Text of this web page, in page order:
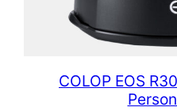
COLOP EOS